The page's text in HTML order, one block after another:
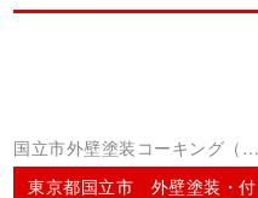
国立市外壁塗装コーキング（シ
ーリング）
東京都国立市 外壁塗装・付